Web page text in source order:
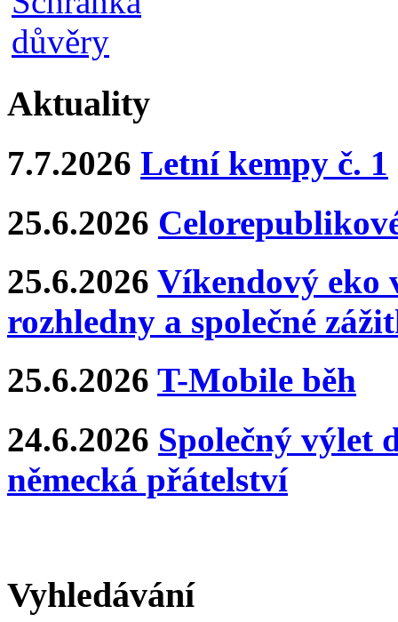
Aktuality
7.7.2026 Letní kempy č. 1
25.6.2026
25.6.2026 Víkendový eko
rozhledny a společné
25.6.2026 T-Mobile běh
24.6.2026 Společný výlet
německá přátelství
Vyhledávání